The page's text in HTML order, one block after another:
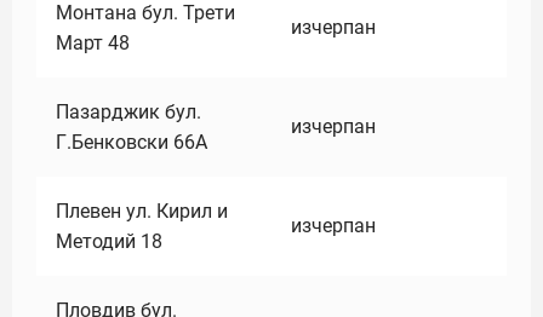
Монтана бул. Трети
Март 48
изчерпан
Пазарджик бул.
Г.Бенковски 66А
изчерпан
Плевен ул. Кирил и
Методий 18
изчерпан
Пловдив бул.